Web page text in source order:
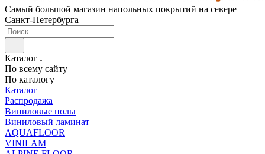
Самый большой магазин напольных покрытий на севере
Санкт-Петербурга
Каталог
По всему сайту
По каталогу
Каталог
Распродажа
Виниловые полы
Виниловый ламинат
AQUAFLOOR
VINILAM